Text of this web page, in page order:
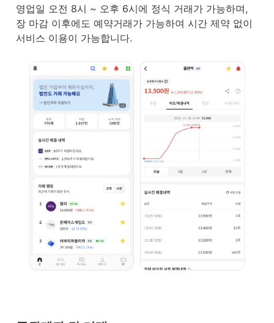
영업일 오전 8시 ~ 오후 6시에 정식 거래가 가능하며,
장 마감 이후에도 예약거래가 가능하여 시간 제약 없이
서비스 이용이 가능합니다.